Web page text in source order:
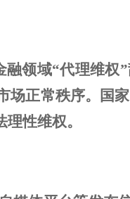
融领域“代理维权
场正常秩序。
国
理性维权。